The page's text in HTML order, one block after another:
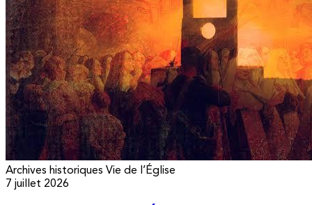
Archives historiques Vie de l’Église
7 juillet 2026